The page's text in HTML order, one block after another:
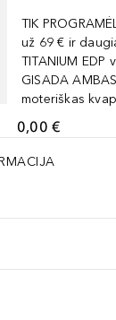
TIK
už 69 € ir
TITANIUM EDP
GISADA
moteriškas
0,00 €